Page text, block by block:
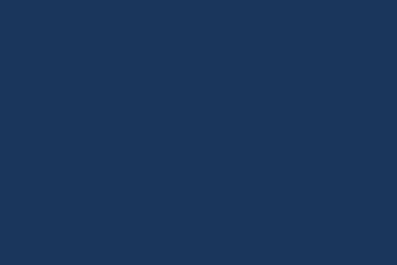
prof. dr hab. Anna Kamont, prof. dr
Miejsce i termin: Instytut Matematyczny PAN, Oddział